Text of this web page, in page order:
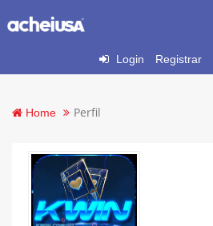
Login Registrar
Home Perfil